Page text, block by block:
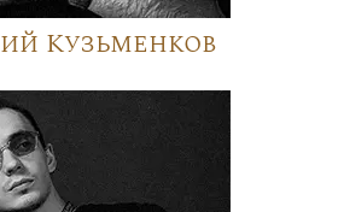
Кузьменков